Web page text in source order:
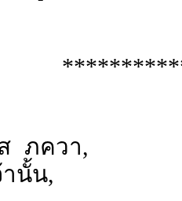
ภควา,
นั้น,